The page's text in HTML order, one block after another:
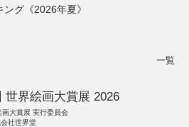
グ《2026年夏》
一覧
世界絵画大賞展 2026
画大賞展 実行委員会
社世界堂